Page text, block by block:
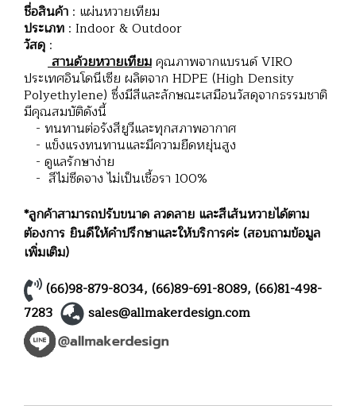
ชื่อสินค้า : แผ่นหวายเทียม
ประเภท : Indoor & Outdoor
วัสดุ :
สานด้วยหวายเทียมคุณภาพจากแบรนด์ VIRO
ประเทศอินโดนีเซีย ผลิตจาก HDPE (High Density
Polyethylene) ซึ่งมีสีและลักษณะเสมือนวัสดุจากธรรมชาติ
มีคุณสมบัติดังนี้
- ทนทานต่อรังสียูวีและทุกสภาพอากาศ
- แข็งแรงทนทานและมีความยืดหยุ่นสูง
- ดูแลรักษาง่าย
- สีไม่ซีดจาง ไม่เป็นเชื้อรา 100%
*ลูกค้าสามารถปรับขนาด ลวดลาย และสีเส้นหวายได้ตาม
ต้องการ ยินดีให้คำปรึกษาและให้บริการค่ะ (สอบถามข้อมูล
เพิ่มเติม)
(66)98-879-8034, (66)89-691-8089, (66)81-498-
7283
sales@allmakerdesign.com